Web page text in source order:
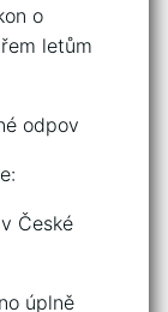
o
letům
odpov
České
úplně